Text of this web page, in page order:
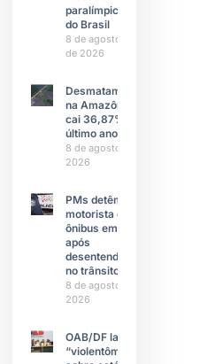
paralímpica
do Brasil
8 de agosto
de 2026
Desmatamento
na Amazônia
cai 36,87% no
último ano
8 de agosto de
2026
PMs detêm
motorista de
ônibus em SP
após
desentendimento
no trânsito
8 de agosto de
2026
OAB/DF lança
“violentômetro”